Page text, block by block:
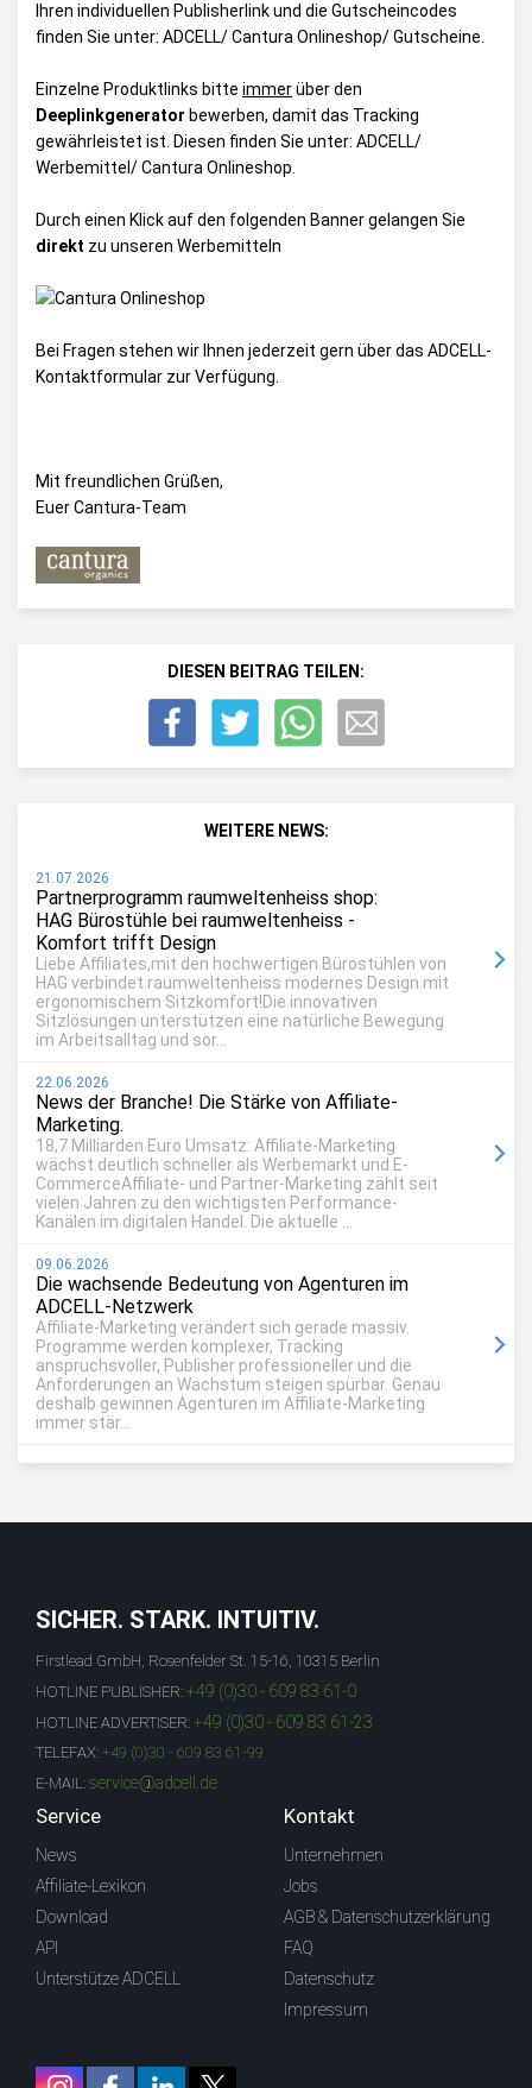
Ihren individuellen Publisherlink und die Gutscheincodes
finden Sie unter: ADCELL/ Cantura Onlineshop/ Gutscheine
Einzelne Produktlinks bitte immerüber den
Deeplinkgenerator bewerben, damit das Tracking
gewährleistet ist. Diesen finden Sie unter: ADCELL/
Werbemittel/ Cantura Onlineshop
Durch einen Klick auf den folgenden Banner gelangen Sie
direkt zu unseren Werbemitteln
Bei Fragen stehen wir Ihnen jederzeit gern über das ADCELL-
Kontaktformular zur Verfügung.
Mit freundlichen Grüßen,
Euer Cantura-Team
DIESEN BEITRAG TEILEN:
WEITERE NEWS:
21.07.2026
Partnerprogramm raumweltenheiss shop:
HAG Bürostühle bei raumweltenheiss -
Komfort trifft Design
Liebe Affiliates,mit den hochwertigen Bürostühlen von
HAG verbindet raumweltenheiss modernes Design mit
ergonomischem Sitzkomfort!Die innovativen
Sitzlösungen unterstützen eine natürliche Bewegung
im Arbeitsalltag und sor...
22.06.2026
News der Branche! Die Stärke von Affiliate-
Marketing.
18,7 Milliarden Euro Umsatz: Affiliate-Marketing
wächst deutlich schneller als Werbemarkt und E-
CommerceAffiliate- und Partner-Marketing zählt seit
vielen Jahren zu den wichtigsten Performance-
Kanälen im digitalen Handel. Die aktuelle ...
09.06.2026
Die wachsende Bedeutung von Agenturen im
ADCELL-Netzwerk
Affiliate-Marketing verändert sich gerade massiv.
Programme werden komplexer, Tracking
anspruchsvoller, Publisher professioneller und die
Anforderungen an Wachstum steigen spürbar. Genau
deshalb gewinnen Agenturen im Affiliate-Marketing
immer stär...
SICHER. STARK. INTUITIV.
Firstlead GmbH, Rosenfelder St. 15-16, 10315 Berlin
HOTLINE PUBLISHER: +49 (0)30 - 609 83 61-0
HOTLINE ADVERTISER: +49 (0)30 - 609 83 61-23
TELEFAX: +49 (0)30 - 609 83 61-99
E-MAIL: service@adcell.de
Service
News
Affiliate-Lexikon
Download
API
Unterstütze ADCELL
Kontakt
Unternehmen
Jobs
AGB & Datenschutzerklärung
FAQ
Datenschutz
Impressum